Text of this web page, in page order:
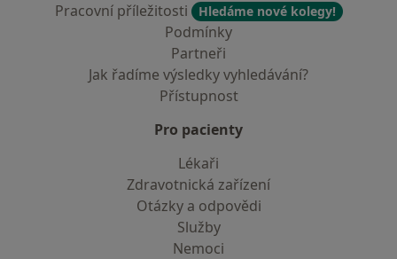
Pracovní příležitosti
Hledáme nové kolegy!
Podmínky
Partneři
Jak řadíme výsledky vyhledávání?
Přístupnost
Pro pacienty
Lékaři
Zdravotnická zařízení
Otázky a odpovědi
Služby
Nemoci